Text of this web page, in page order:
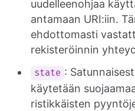
uudelleenohjaa
antamaan URI:iin.
ehdottomasti
rekisteröinnin
state :
käytetään
ristikkäisten